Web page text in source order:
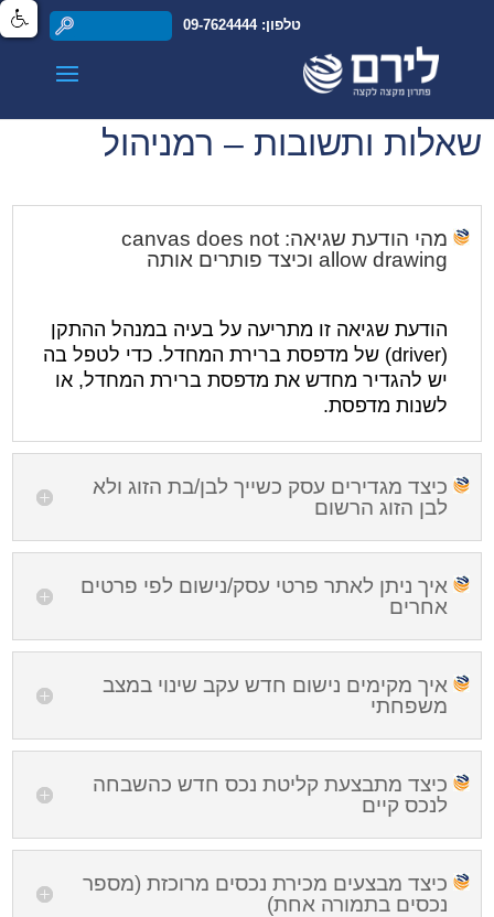
טלפון: 09-7624444
שאלות ותשובות – רמניהול
מהי הודעת שגיאה: canvas does not
allow drawing וכיצד פותרים אותה
הודעת שגיאה זו מתריעה על בעיה במנהל ההתקן
(driver) של מדפסת ברירת המחדל. כדי לטפל בה
יש להגדיר מחדש את מדפסת ברירת המחדל, או
לשנות מדפסת.
כיצד מגדירים עסק כשייך לבן/בת הזוג ולא
לבן הזוג הרשום
איך ניתן לאתר פרטי עסק/נישום לפי פרטים
אחרים
איך מקימים נישום חדש עקב שינוי במצב
משפחתי
כיצד מתבצעת קליטת נכס חדש כהשבחה
לנכס קיים
כיצד מבצעים מכירת נכסים מרוכזת (מספר
נכסים בתמורה אחת)